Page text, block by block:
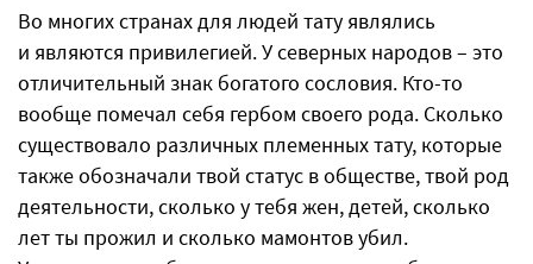
Во многих странах для людей тату являлись
и являются привилегией. У северных народов – это
отличительный знак богатого сословия. Кто-то
вообще помечал себя гербом своего рода. Сколько
существовало различных племенных тату, которые
также обозначали твой статус в обществе, твой род
деятельности, сколько у тебя жен, детей, сколько
лет ты прожил и сколько мамонтов убил.